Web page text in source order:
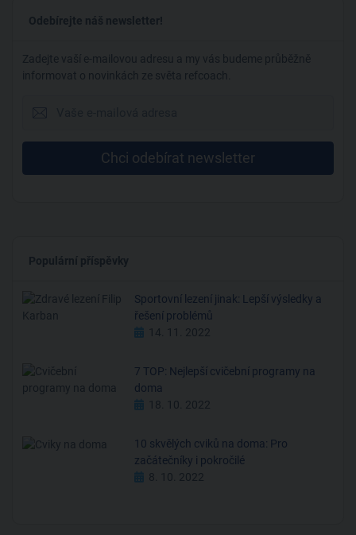
Odebírejte náš newsletter!
Zadejte vaší e-mailovou adresu a my vás budeme průběžně
informovat o novinkách ze světa refcoach.
Chci odebírat newsletter
Populární příspěvky
Sportovní lezení jinak: Lepší výsledky a
řešení problémů
14. 11. 2022
7 TOP: Nejlepší cvičební programy na
doma
18. 10. 2022
10 skvělých cviků na doma: Pro
začátečníky i pokročilé
8. 10. 2022